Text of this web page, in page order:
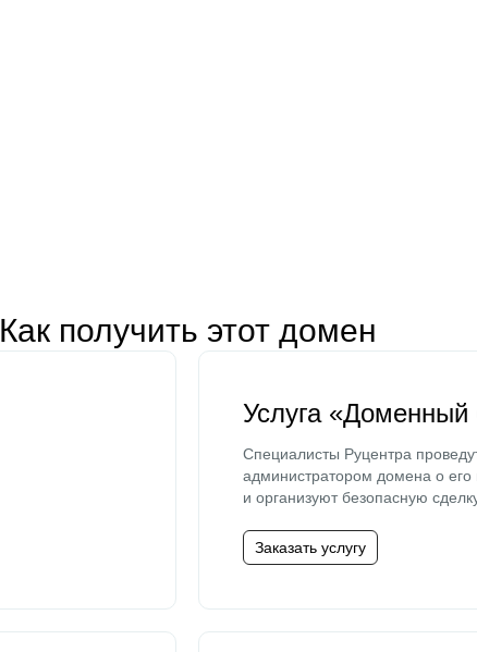
Как получить этот домен
Услуга «Доменный
Специалисты Руцентра
администратором домена о
и организуют безопасную
Заказать услугу